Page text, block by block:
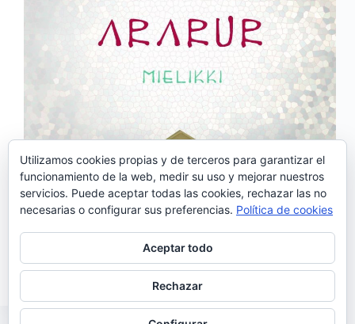
Mielikki es, además de una diosa de la mitología
finlandesa , (considerada diosa de la caza y de los
bosques) el nombre del nuevo álbum de la banda
lusa Ararur. Tras el éxito cosechado por su primer
trabajo homónimo, que fue…
Noemí Sánchez
05/01/2017
Utilizamos cookies propias y de terceros para garantizar el
funcionamiento de la web, medir su uso y mejorar nuestros
servicios. Puede aceptar todas las cookies, rechazar las no
necesarias o configurar sus preferencias. Política de cookies
Aceptar todo
Rechazar